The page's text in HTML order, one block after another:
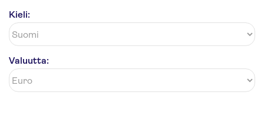
Kieli:
Valuutta: